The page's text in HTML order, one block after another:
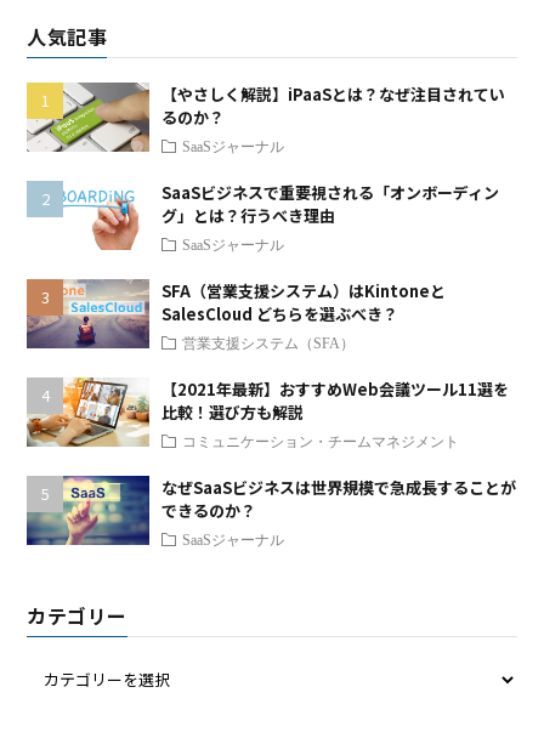
人気記事
【やさしく解説】iPaaSとは？なぜ注目されてい
るのか？
SaaSジャーナル
SaaSビジネスで重要視される「オンボーディン
グ」とは？行うべき理由
SaaSジャーナル
SFA（営業支援システム）はKintoneと
SalesCloud どちらを選ぶべき？
営業支援システム（SFA）
【2021年最新】おすすめWeb会議ツール11選を
比較！選び方も解説
コミュニケーション・チームマネジメント
なぜSaaSビジネスは世界規模で急成長することが
できるのか？
SaaSジャーナル
カテゴリー